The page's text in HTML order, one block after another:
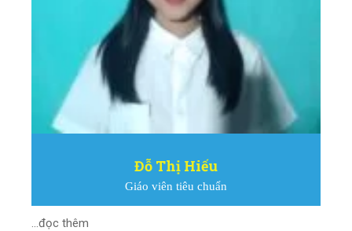
Đỗ Thị Hiếu
Giáo viên tiêu chuẩn
...đọc thêm